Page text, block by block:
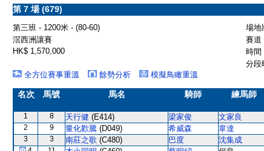
第 7 場 (679)
第三班 - 1200米 - (80-60) 場地
滘西洲讓賽
賽道
HK$ 1,570,000
時間
分段
全方位賽事重溫
餘勢分析 模擬鳥瞰重溫
名次 馬號 馬名 騎師 練馬師
1 8 天行健 (E414) 梁家俊 文家良
2
9 量化歡騰 (D049) 希威森 韋達
3
3 南莊之歌 (C480) 巴度 沈集成